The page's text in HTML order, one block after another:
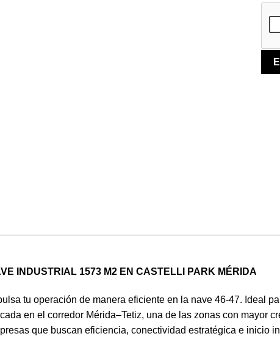
INDUSTRIAL 1573 M2 EN CASTELLI PARK MÉRIDA
tu operación de manera eficiente en la nave 46-47. Ideal
en el corredor Mérida–Tetiz, una de las zonas con mayor
que buscan eficiencia, conectividad estratégica e inicio